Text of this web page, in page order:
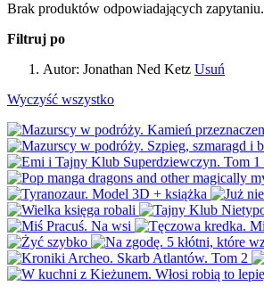
Brak produktów odpowiadających zapytaniu.
Filtruj po
Autor: Jonathan Ned Ketz Usuń
Wyczyść wszystko